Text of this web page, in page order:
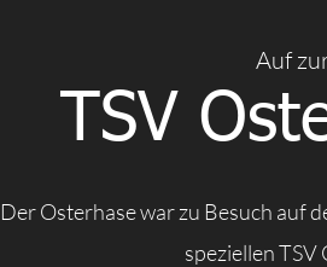
Auf
TSV
Der Osterhase war zu Besuch auf
speziellen